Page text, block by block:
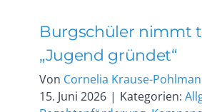
Burgschüler nimmt
„Jugend gründet“
Von Cornelia Krause-
15. Juni 2026 | Kategorien: